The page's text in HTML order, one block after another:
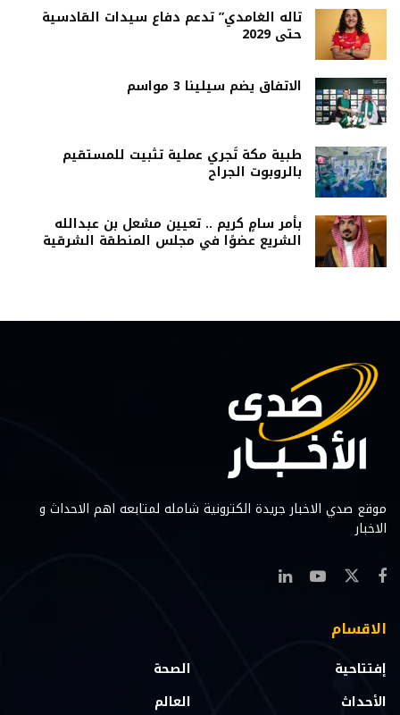
تاله الغامدي” تدعم دفاع سيدات القادسية
حتى 2029
الاتفاق يضم سيلينا 3 مواسم
طبية مكة تُجري عملية تثبيت للمستقيم
بالروبوت الجراح
بأمر سامٍ كريم .. تعيين مشعل بن عبدالله
الشريع عضوًا في مجلس المنطقة الشرقية
موقع صدي الاخبار جريدة الكترونية شامله لمتابعه اهم الاحداث و
الاخبار
الاقسام
إفتتاحية
الأحداث
الصحة
العالم